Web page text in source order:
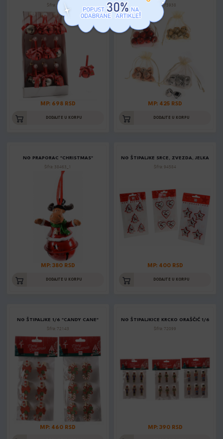
Šifra: 50844
MP: 698 RSD
DODAJTE U KORPU
Šifra: 75938
MP: 425 RSD
DODAJTE U KORPU
NG PRAPORAC "CHRISTMAS"
Šifra: 38463_1
MP: 380 RSD
DODAJTE U KORPU
NG ŠTIPALJKE SRCE, ZVEZDA, JELKA
Šifra: 94584
MP: 400 RSD
DODAJTE U KORPU
NG ŠTIPALJKE 1/6 "CANDY CANE"
Šifra: 72143
MP: 460 RSD
NG ŠTIPALJKICE KRCKO ORAŠČIĆ 1/6
Šifra: 72099
MP: 390 RSD